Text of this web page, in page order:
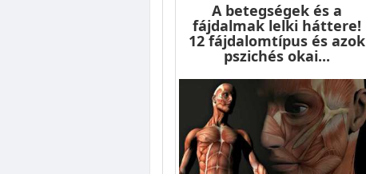
A betegségek és a
fájdalmak lelki háttere!
12 fájdalomtípus és azok
pszichés okai...